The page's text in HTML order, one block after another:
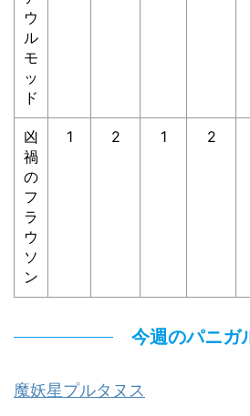
ウ
ル
モ
ッ
ド
凶
禍
の
フ
ラ
ウ
ソ
ン
1 2 1 2
今週のパニガ
魔妖星プルタヌス